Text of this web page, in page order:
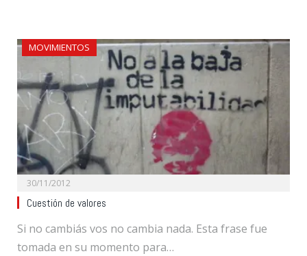
MOVIMIENTOS
30/11/2012
Cuestión de valores
Si no cambiás vos no cambia nada. Esta frase fue
tomada en su momento para…